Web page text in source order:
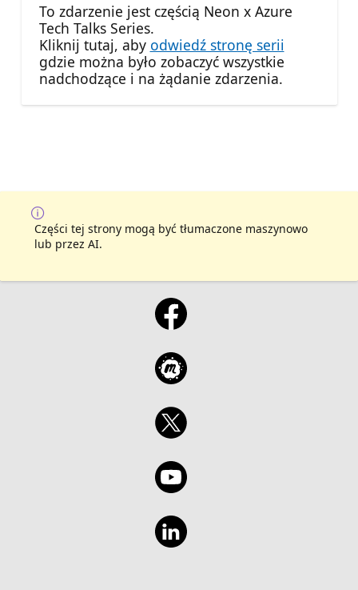
To zdarzenie jest częścią Neon x Azure
Tech Talks Series.
Kliknij tutaj, aby odwiedź stronę serii
gdzie można było zobaczyć wszystkie
nadchodzące i na żądanie zdarzenia.
Części tej strony mogą być tłumaczone maszynowo
lub przez AI.